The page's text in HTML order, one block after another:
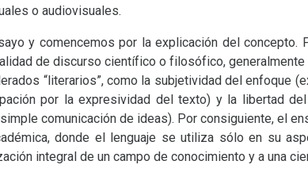
o audiovisuales.
y comencemos por la explicación del concepto.
de discurso científico o filosófico, generalmente
“literarios”, como la subjetividad del enfoque
por la expresividad del texto) y la libertad
comunicación de ideas). Por consiguiente, el
donde el lenguaje se utiliza sólo en su
integral de un campo de conocimiento y a una